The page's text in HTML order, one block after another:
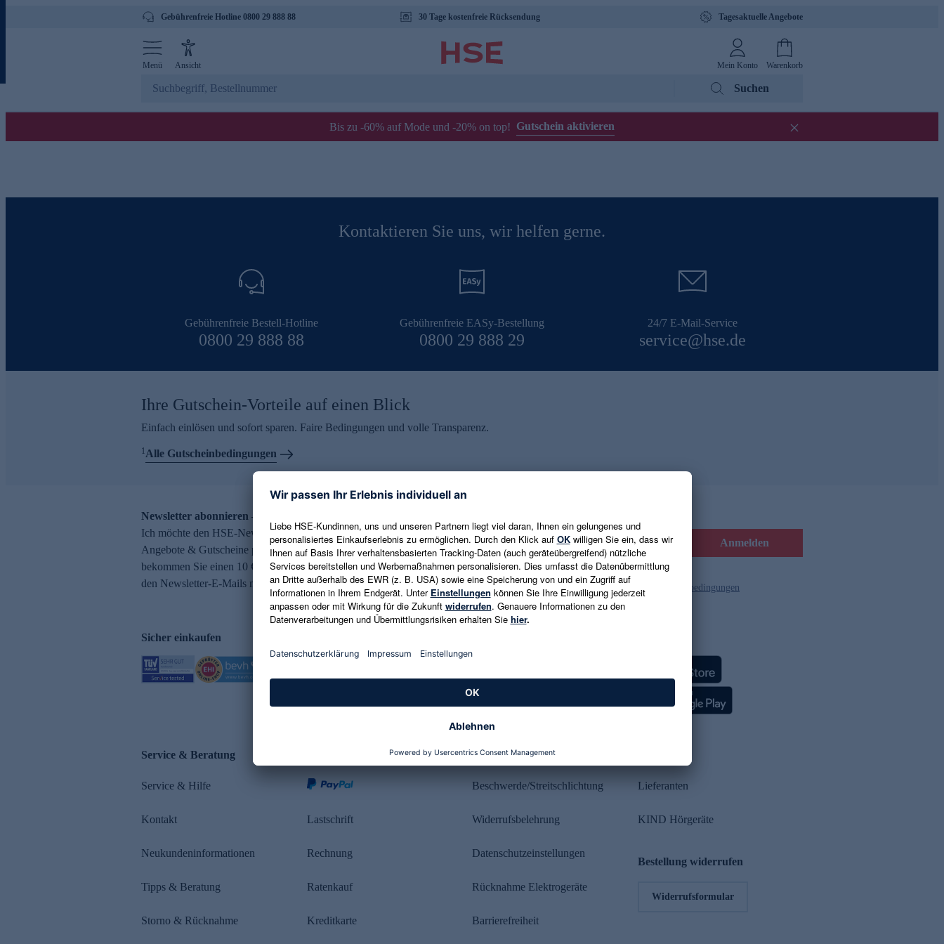
Gebührenfreie Hotline 0800 29 888 88 30 Tage kostenfreie Rücksendung Tagesaktuelle Angebote
Menü Ansicht Mein Konto Warenkorb
Suchen
Bis zu -60% auf Mode und -20% on top! Gutschein aktivieren
Kontaktieren Sie uns, wir helfen gerne.
Gebührenfreie Bestell-Hotline
0800 29 888 88
Gebührenfreie EASy-Bestellung
0800 29 888 29
24/7 E-Mail-Service
service@hse.de
Ihre Gutschein-Vorteile auf einen Blick
Einfach einlösen und sofort sparen. Faire Bedingungen und volle Transparenz.
1Alle Gutscheinbedingungen
Newsletter abonnieren – 10 € Gutschein erhalten
Ich möchte den HSE-Newsletter abonnieren und aktuelle Trends,
Angebote & Gutscheine per E-Mail erhalten. Als Dankeschön
bekommen Sie einen 10 € Gutschein. Eine Abmeldung ist jederzeit in
den Newsletter-E-Mails möglich.
E-Mail-Adresse eingeben Anmelden
Es gelten die Datenschutzrichtlinien und die Gutscheinbedingungen
Sicher einkaufen
Service & Beratung
Service & Hilfe
Kontakt
Neukundeninformationen
Tipps & Beratung
Storno & Rücknahme
Lastschrift
Rechnung
Ratenkauf
Kreditkarte
Rechtliches
Beschwerde/Streitschlichtung
Widerrufsbelehrung
Datenschutzeinstellungen
Rücknahme Elektrogeräte
Barrierefreiheit
Lieferanten
KIND Hörgeräte
Bestellung widerrufen
Widerrufsformular